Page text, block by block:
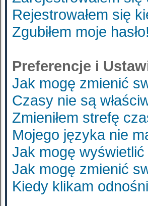
Rejestrowałem się
Zgubiłem moje hasło!
Preferencje i
Jak mogę zmienić
Czasy nie są
Zmieniłem strefę
Mojego języka nie
Jak mogę
Jak mogę zmienić
Kiedy klikam